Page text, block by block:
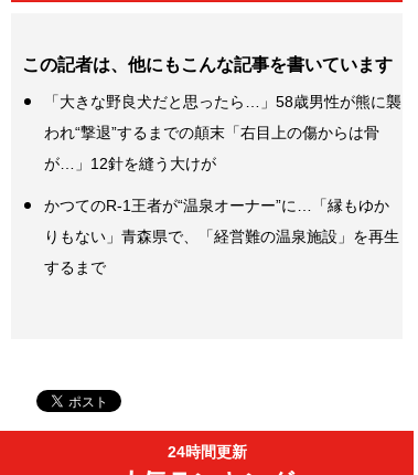
この記者は、他にもこんな記事を書いています
「大きな野良犬だと思ったら…」58歳男性が熊に襲
われ“撃退”するまでの顛末「右目上の傷からは骨
が…」12針を縫う大けが
かつてのR-1王者が“温泉オーナー”に…「縁もゆか
りもない」青森県で、「経営難の温泉施設」を再生
するまで
24時間更新